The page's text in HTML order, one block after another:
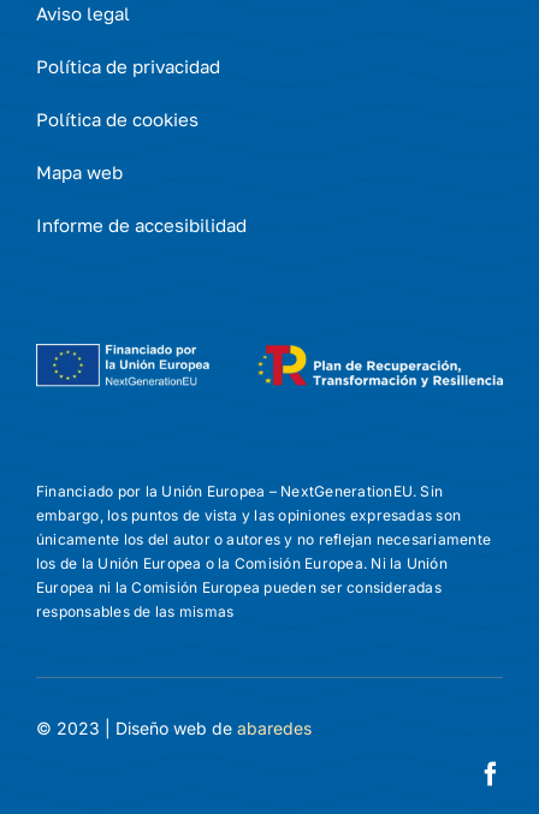
Aviso legal
Política de privacidad
Política de cookies
Mapa web
Informe de accesibilidad
Financiado por la Unión Europea – NextGenerationEU. Sin
embargo, los puntos de vista y las opiniones expresadas son
únicamente los del autor o autores y no reflejan necesariamente
los de la Unión Europea o la Comisión Europea. Ni la Unión
Europea ni la Comisión Europea pueden ser consideradas
responsables de las mismas
© 2023 | Diseño web de abaredes